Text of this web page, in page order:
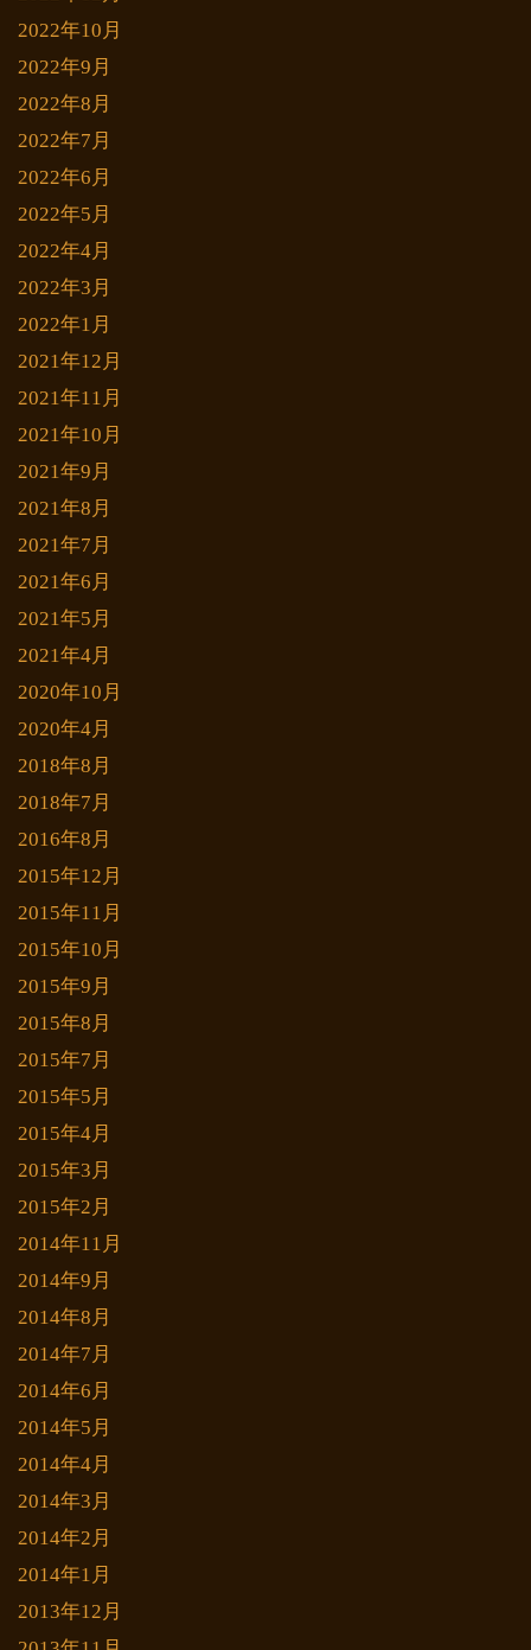
2022年10月
2022年9月
2022年8月
2022年7月
2022年6月
2022年5月
2022年4月
2022年3月
2022年1月
2021年12月
2021年11月
2021年10月
2021年9月
2021年8月
2021年7月
2021年6月
2021年5月
2021年4月
2020年10月
2020年4月
2018年8月
2018年7月
2016年8月
2015年12月
2015年11月
2015年10月
2015年9月
2015年8月
2015年7月
2015年5月
2015年4月
2015年3月
2015年2月
2014年11月
2014年9月
2014年8月
2014年7月
2014年6月
2014年5月
2014年4月
2014年3月
2014年2月
2014年1月
2013年12月